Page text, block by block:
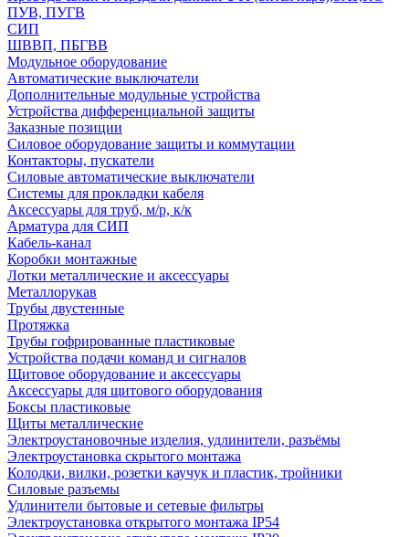
ПУВ, ПУГВ
СИП
ШВВП, ПБГВВ
Модульное оборудование
Автоматические выключатели
Дополнительные модульные устройства
Устройства дифференциальной защиты
Заказные позиции
Силовое оборудование защиты и коммутации
Контакторы, пускатели
Силовые автоматические выключатели
Системы для прокладки кабеля
Аксессуары для труб, м/р, к/к
Арматура для СИП
Кабель-канал
Коробки монтажные
Лотки металлические и аксессуары
Металлорукав
Трубы двустенные
Протяжка
Трубы гофрированные пластиковые
Устройства подачи команд и сигналов
Щитовое оборудование и аксессуары
Аксессуары для щитового оборудования
Боксы пластиковые
Щиты металлические
Электроустановочные изделия, удлинители, разъёмы
Электроустановка скрытого монтажа
Колодки, вилки, розетки каучук и пластик, тройники
Силовые разъемы
Удлинители бытовые и сетевые фильтры
Электроустановка открытого монтажа IP54